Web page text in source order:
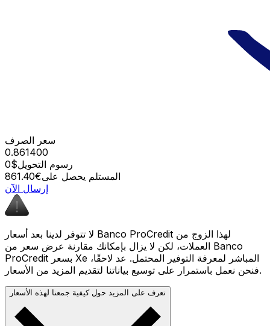
سعر الصرف
0.861400
رسوم التحويل$0
المستلم يحصل على€861.40
إرسال الآن
لا تتوفر لدينا بعد أسعار Banco ProCredit لهذا الزوج من
العملات، لكن لا يزال بإمكانك مقارنة عرض سعر من Banco
ProCredit بسعر Xe المباشر لمعرفة التوفير المحتمل. عد لاحقًا،
فنحن نعمل باستمرار على توسيع بياناتنا لتقديم المزيد من الأسعار.
تعرف على المزيد حول كيفية جمعنا لهذه الأسعار